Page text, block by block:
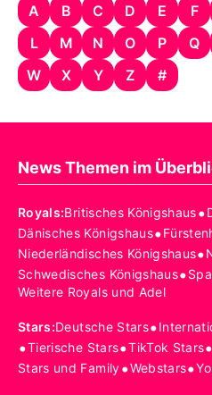
A B C D E F
L
M N O P Q
W
X Y Z #
News Themen im
Royals:Britisches Königshaus•
Dänisches Königshaus•
Niederländisches Königshaus•
Schwedisches Königshaus•
Weitere Royals und Adel
Stars:Deutsche Stars•
•Tierische Stars•TikTok Stars•
Stars und Family•Webstars•